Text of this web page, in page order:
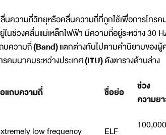
นความถี่วิทยุหรือคลื่นความถี่ที่ถูกใช้เพื่อการโทร
ในช่วงคลื่นแม่เหล็กไฟฟ้า มีความถี่อยู่ระหว่าง 30
บความถี่(Band)แตกต่างกันไปตามคำนิยามของ
รคมนาคมระหว่างประเทศ(ITU)ดังตารางด้านล่าง
แถบความถี่ ชื่อย่อ
ช่วง
ความย
low frequency ELF